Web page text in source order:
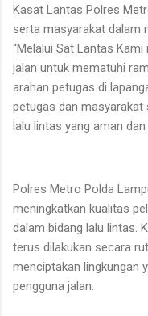
Kasat Lantas Polres
serta masyarakat dalam
“Melalui Sat Lantas
jalan untuk mematuhi
arahan petugas di
petugas dan masyarakat
lalu lintas yang aman dan
Polres Metro Polda
meningkatkan kualitas
dalam bidang lalu lintas.
terus dilakukan secara
menciptakan lingkungan
pengguna jalan.